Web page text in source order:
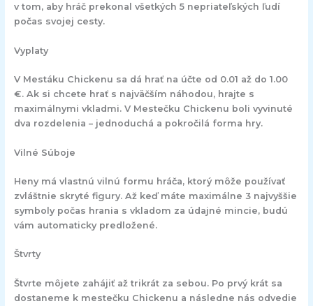
v tom, aby hráč prekonal všetkých 5 nepriateľských ľudí
počas svojej cesty.
Vyplaty
V Mestáku Chickenu sa dá hrať na účte od 0.01 až do 1.00
€. Ak si chcete hrať s najväčším náhodou, hrajte s
maximálnymi vkladmi. V Mestečku Chickenu boli vyvinuté
dva rozdelenia – jednoduchá a pokročilá forma hry.
Vilné Súboje
Heny má vlastnú vilnú formu hráča, ktorý môže používať
zvláštnie skryté figury. Až keď máte maximálne 3 najvyššie
symboly počas hrania s vkladom za údajné mincie, budú
vám automaticky predložené.
Štvrty
Štvrte môjete zahájiť až trikrát za sebou. Po prvý krát sa
dostaneme k mestečku Chickenu a následne nás odvedie